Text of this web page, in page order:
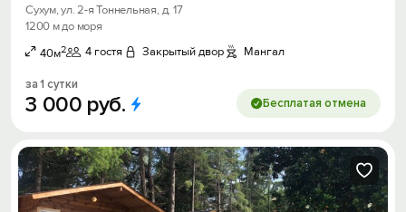
Сухум, ул. 2-я Тоннельная, д. 17
1200 м до моря
40м2 4 гостя Закрытый двор Мангал
за 1 сутки
3 000 руб. Бесплатая отмена